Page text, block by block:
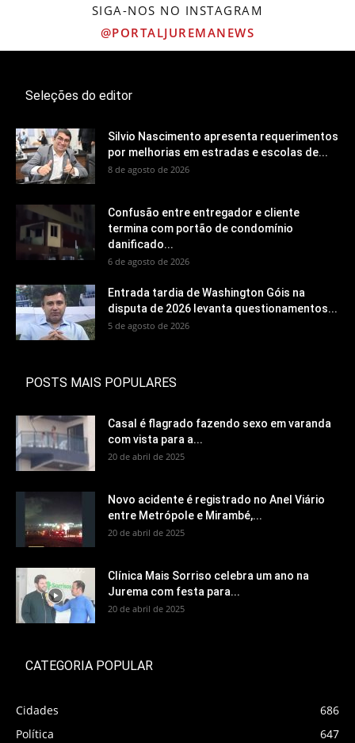
SIGA-NOS NO INSTAGRAM
@PORTALJUREMANEWS
Seleções do editor
Silvio Nascimento apresenta requerimentos
por melhorias em estradas e escolas de...
8 de agosto de 2026
Confusão entre entregador e cliente
termina com portão de condomínio
danificado...
6 de agosto de 2026
Entrada tardia de Washington Góis na
disputa de 2026 levanta questionamentos...
5 de agosto de 2026
POSTS MAIS POPULARES
Casal é flagrado fazendo sexo em varanda
com vista para a...
20 de abril de 2025
Novo acidente é registrado no Anel Viário
entre Metrópole e Mirambé,...
20 de abril de 2025
Clínica Mais Sorriso celebra um ano na
Jurema com festa para...
20 de abril de 2025
CATEGORIA POPULAR
Cidades
686
Política
647